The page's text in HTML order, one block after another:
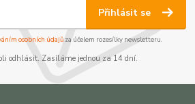
Přihlásit se
osobních údajůza účelem rozesílky newsletteru.
odhlásit. Zasíláme jednou za 14 dní.